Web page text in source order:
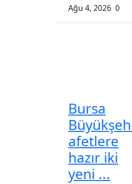
Ağu 4, 2026 0
Bursa
afetlere
hazır iki
yeni ...